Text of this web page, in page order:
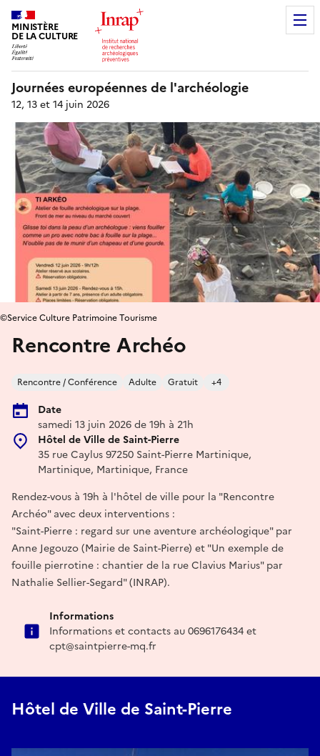
MINISTÈRE
DE LA CULTURE
Journées européennes de l'archéologie
12, 13 et 14 juin 2026
Rencontre Archéo
Rencontre / Conférence Adulte Gratuit +4
Date
samedi 13 juin 2026 de 19h à 21h
Hôtel de Ville de Saint-Pierre
35 rue Caylus 97250 Saint-Pierre Martinique,
Martinique, Martinique, France
©Service Culture Patrimoine Tourisme
Rendez-vous à 19h à l'hôtel de ville pour la "Rencontre
Archéo" avec deux interventions :
"Saint-Pierre : regard sur une aventure archéologique" par
Anne Jegouzo (Mairie de Saint-Pierre) et "Un exemple de
fouille pierrotine : chantier de la rue Clavius Marius" par
Nathalie Sellier-Segard" (INRAP).
Informations
Informations et contacts au 0696176434 et
cpt@saintpierre-mq.fr
Hôtel de Ville de Saint-Pierre